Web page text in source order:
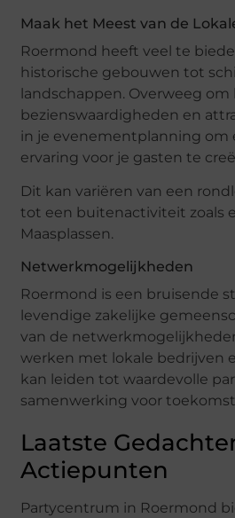
Maak het Meest van de
Roermond heeft veel te
historische gebouwen tot
landschappen. Overweeg om
bezienswaardigheden en
in je evenementplanning om
ervaring voor je gasten te
Dit kan variëren van een
tot een buitenactiviteit zoals
Maasplassen.
Netwerkmogelijkheden
Roermond is een bruisende
levendige zakelijke
van de
werken met lokale bedrijven
kan leiden tot waardevolle
samenwerking voor
Laatste
Actiepunten
Partycentrum in Roermond